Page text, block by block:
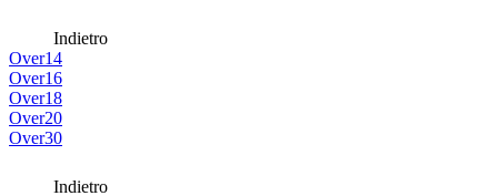
Indietro
Over14
Over16
Over18
Over20
Over30
Indietro